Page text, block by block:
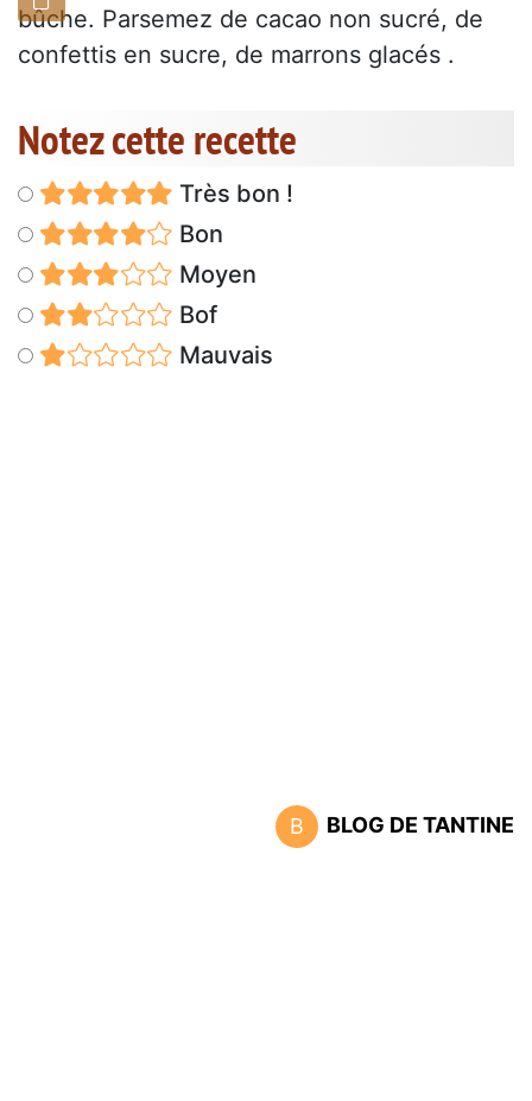
bûche. Parsemez de cacao non sucré, de
confettis en sucre, de marrons glacés .
Notez cette recette
Très bon !
Bon
Moyen
Bof
Mauvais
B BLOG DE TANTINE